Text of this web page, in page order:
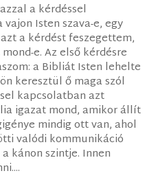
a kérdéssel
Isten szava-e, egy
a kérdést feszegettem,
e. Az első kérdésre
a Bibliát Isten lehelte
keresztül ő maga szól
kapcsolatban azt
igazat mond, amikor állít
mindig ott van, ahol
valódi kommunikáció
kánon szintje. Innen